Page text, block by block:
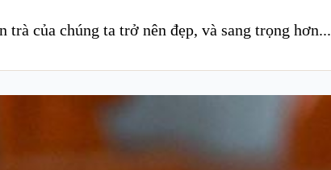
của chúng ta trở nên đẹp, và sang trọng hơn...